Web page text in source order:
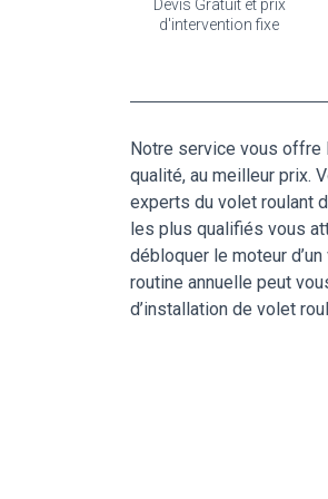
Devis Gratuit et prix
d'intervention fixe
Notre service vous offre
qualité, au meilleur prix.
experts du volet roulant
les plus qualifiés vous
débloquer le moteur
routine annuelle peut
d’installation de volet